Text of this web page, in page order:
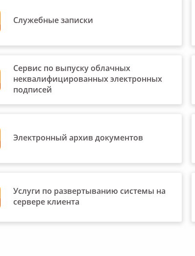
Служебные записки
Сервис по выпуску облачных
неквалифицированных электронных
подписей
Электронный архив документов
Услуги по развертыванию системы на
сервере клиента